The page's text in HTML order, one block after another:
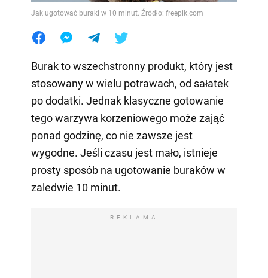
Jak ugotować buraki w 10 minut. Źródło: freepik.com
Burak to wszechstronny produkt, który jest
stosowany w wielu potrawach, od sałatek
po dodatki. Jednak klasyczne gotowanie
tego warzywa korzeniowego może zająć
ponad godzinę, co nie zawsze jest
wygodne. Jeśli czasu jest mało, istnieje
prosty sposób na ugotowanie buraków w
zaledwie 10 minut.
REKLAMA